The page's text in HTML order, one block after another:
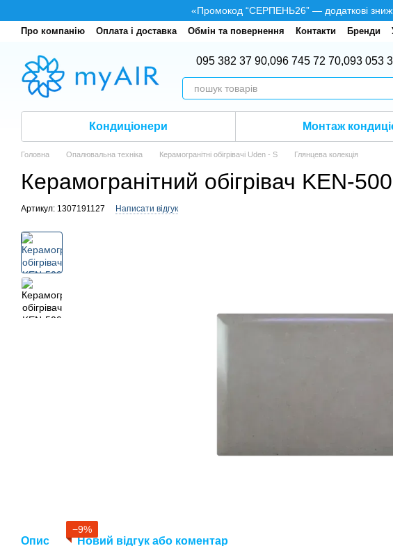
«Промокод “СЕРПЕНЬ26” — додаткові
Про компанію Оплата і доставка Обмін та повернення Контакти Бренди
095 382 37 90,096 745 72 70,093 053
Кондиціонери Монтаж
Головна Опалювальна техніка Керамогранітні обігрівачі Uden - S Глянцева колекція
Керамогранітний обігрівач KEN-
Артикул: 1307191127 Написати відгук
−9%
Опис Новий відгук або коментар